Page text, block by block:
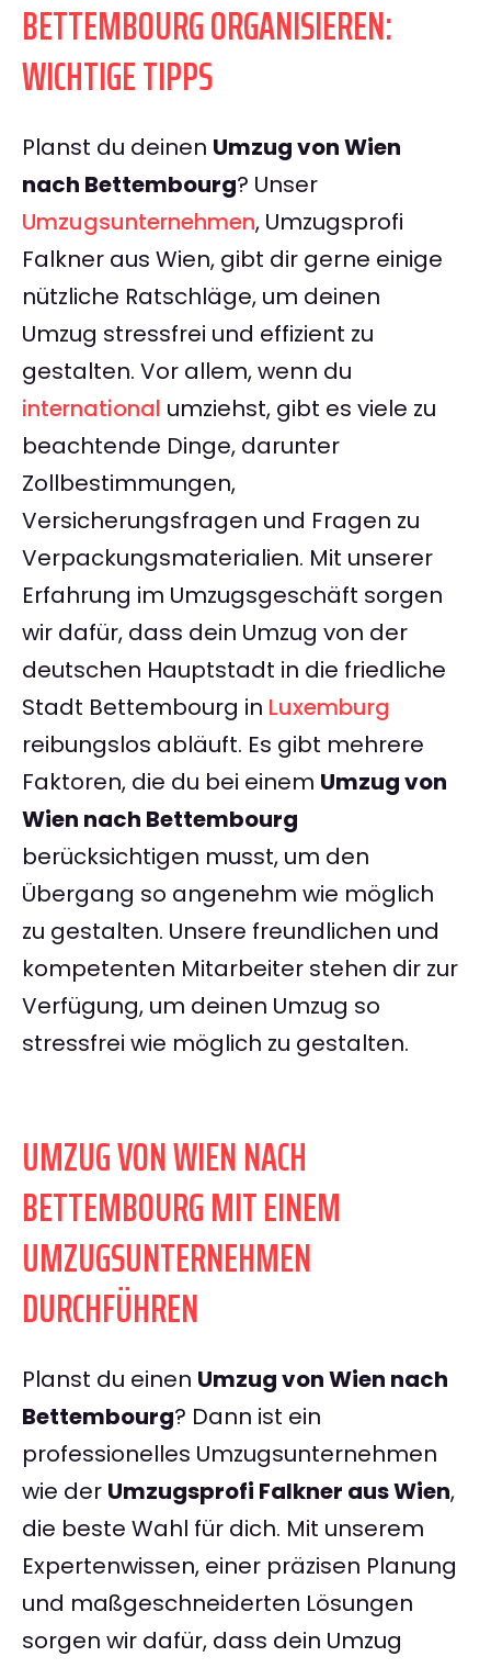
BETTEMBOURG ORGANISIEREN:
WICHTIGE TIPPS
Planst du deinen Umzug von Wien
nach Bettembourg? Unser
Umzugsunternehmen, Umzugsprofi
Falkner aus Wien, gibt dir gerne einige
nützliche Ratschläge, um deinen
Umzug stressfrei und effizient zu
gestalten. Vor allem, wenn du
international umziehst, gibt es viele zu
beachtende Dinge, darunter
Zollbestimmungen,
Versicherungsfragen und Fragen zu
Verpackungsmaterialien. Mit unserer
Erfahrung im Umzugsgeschäft sorgen
wir dafür, dass dein Umzug von der
deutschen Hauptstadt in die friedliche
Stadt Bettembourg in Luxemburg
reibungslos abläuft. Es gibt mehrere
Faktoren, die du bei einem Umzug von
Wien nach Bettembourg
berücksichtigen musst, um den
Übergang so angenehm wie möglich
zu gestalten. Unsere freundlichen und
kompetenten Mitarbeiter stehen dir zur
Verfügung, um deinen Umzug so
stressfrei wie möglich zu gestalten.
UMZUG VON WIEN NACH
BETTEMBOURG MIT EINEM
UMZUGSUNTERNEHMEN
DURCHFÜHREN
Planst du einen Umzug von Wien nach
Bettembourg? Dann ist ein
professionelles Umzugsunternehmen
wie der Umzugsprofi Falkner aus Wien,
die beste Wahl für dich. Mit unserem
Expertenwissen, einer präzisen Planung
und maßgeschneiderten Lösungen
sorgen wir dafür, dass dein Umzug